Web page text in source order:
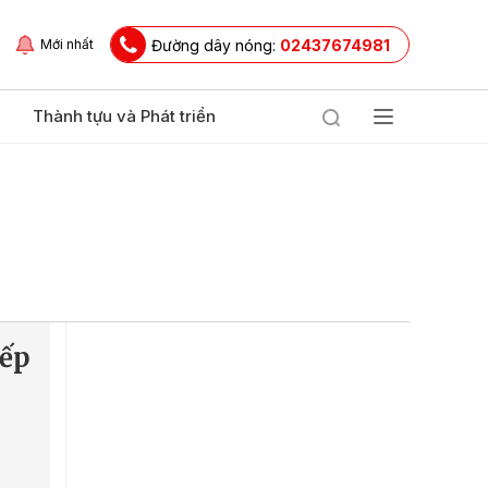
Mới nhất Đường dây nóng: 02437674981
Thành tựu và Phát triển